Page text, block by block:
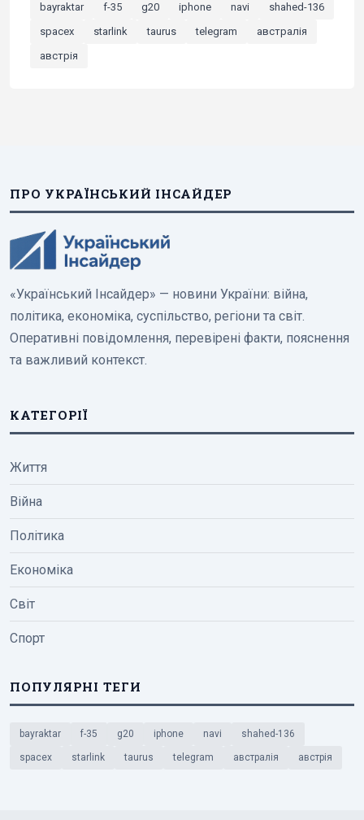
bayraktar f-35 g20 iphone navi
shahed-136
spacex
starlink taurus telegram
австралія
австрія
ПРО УКРАЇНСЬКИЙ ІНСАЙДЕР
«Український Інсайдер» — новини України: війна,
політика, економіка, суспільство, регіони та світ.
Оперативні повідомлення, перевірені факти, пояснення
та важливий контекст.
КАТЕГОРІЇ
Життя
Війна
Політика
Економіка
Світ
Спорт
ПОПУЛЯРНІ ТЕГИ
bayraktar f-35 g20 iphone navi shahed-136
spacex starlink taurus telegram австралія австрія